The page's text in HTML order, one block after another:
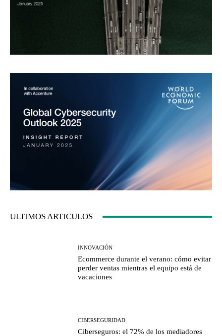
ULTIMOS ARTICULOS
INNOVACIÓN
Ecommerce durante el verano: cómo evitar
perder ventas mientras el equipo está de
vacaciones
CIBERSEGURIDAD
Ciberseguros: el 72% de los mediadores